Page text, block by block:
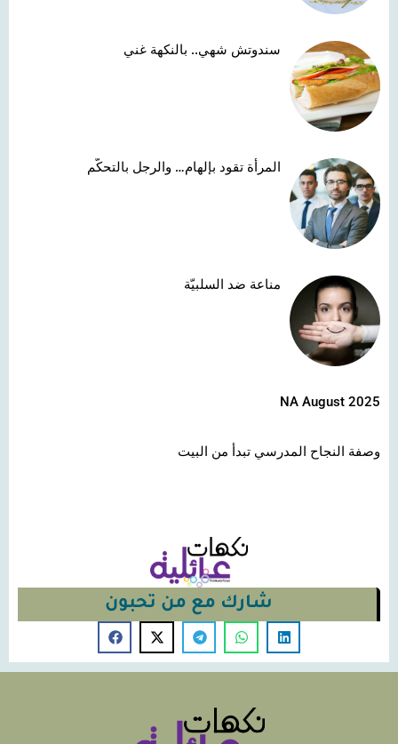
سندوتش شهي.. بالنكهة غني
المرأة تقود بإلهام… والرجل بالتحكّم
مناعة ضد السلبيّة
NA August 2025
وصفة النجاح المدرسي تبدأ من البيت
شارك مع من تحبون